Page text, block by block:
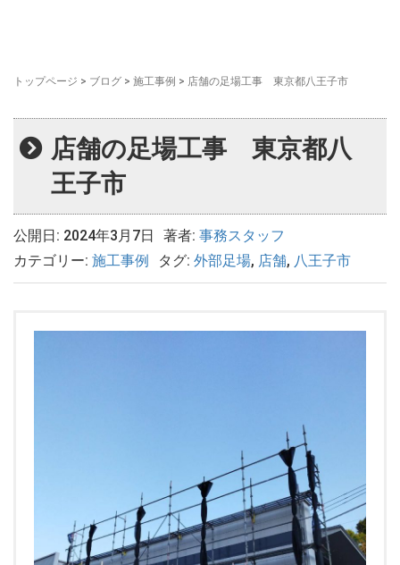
トップページ > ブログ > 施工事例 > 店舗の足場工事 東京都八王子市
店舗の足場工事 東京都八
王子市
公開日: 2024年3月7日 著者: 事務スタッフ
カテゴリー: 施工事例 タグ: 外部足場, 店舗, 八王子市